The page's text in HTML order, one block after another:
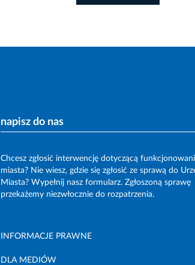
napisz do nas
Chcesz zgłosić interwencję dotyczącą
miasta? Nie wiesz, gdzie się zgłosić ze sprawą do
Miasta? Wypełnij nasz formularz. Zgłoszoną sprawę
przekażemy niezwłocznie do rozpatrzenia.
INFORMACJE PRAWNE
DLA MEDIÓW